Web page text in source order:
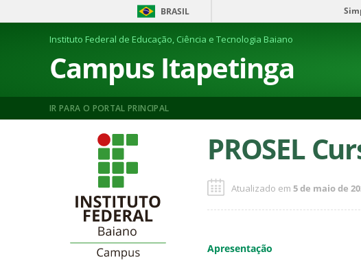
BRASIL
Instituto Federal de Educação, Ciência e Tecnologia Baiano
Campus Itapetinga
IR PARA O PORTAL PRINCIPAL
PROSEL
Atualizado em 5 de maio de
Apresentação